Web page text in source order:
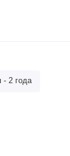
- 2 года